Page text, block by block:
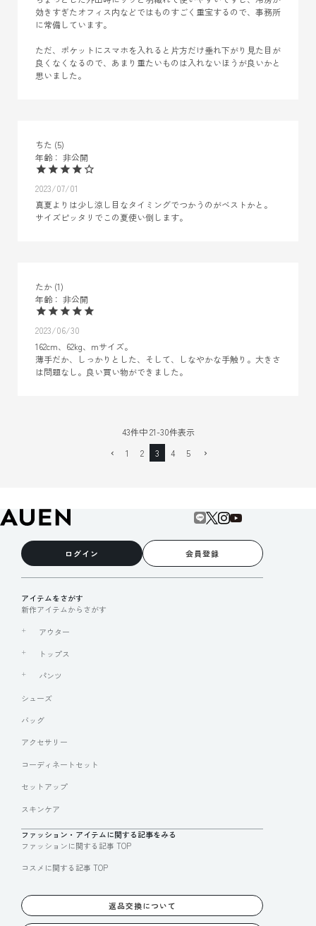
効きすぎたオフィス内などではものすごく重宝するので、事務所
に常備しています。
ただ、ポケットにスマホを入れると片方だけ垂れ下がり見た目が
良くなくなるので、あまり重たいものは入れないほうが良いかと
思いました。
ちた 5
非公開
2023/07/01
真夏よりは少し涼し目なタイミングでつかうのがベストかと。
サイズピッタリでこの夏使い倒します。
たか 1
非公開
2023/06/30
162cm、62kg、mサイズ。
薄手だか、しっかりとした、そして、しなやかな手触り。大きさ
は問題なし。良い買い物ができました。
43件中 21-30件表示
1
2 3 4 5
ログイン 会員登録
アイテムをさがす
新作アイテムからさがす
アウター
トップス
パンツ
シューズ
バッグ
アクセサリー
コーディネートセット
セットアップ
スキンケア
ファッション・アイテムに関する記事をみる
ファッションに関する記事 TOP
コスメに関する記事 TOP
返品交換について